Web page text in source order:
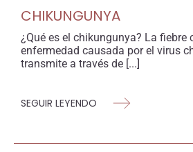
CHIKUNGUNYA
¿Qué es el chikungunya? La fiebre
enfermedad causada por el virus
transmite a través de [...]
SEGUIR LEYENDO